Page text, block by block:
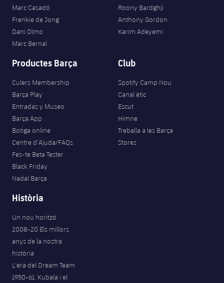
Marc Casadó
Frenkie de Jong
Dani Olmo
Marc Bernal
Roony Bardghji
Anthony Gordon
Karim Adeyemi
Productes Barça
Culers Membership
Barça Play
Entradas y Museo
Barça App
Botiga online
Centre d’Ajuda/FAQs
Fes-te Beta Tester
Black Friday
Nadal Barça
Club
Spotify Camp Nou
Canal ètic
Escut
Himne
Treballa a les Barça
Stores
Història
Un nou horitzó
2008-20 Els millors
anys de la nostra
història
L'era del Dream Team
1950-61. Kubala i el